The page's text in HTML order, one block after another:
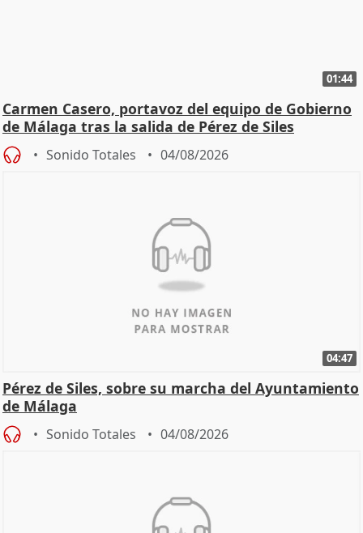
01:44
Carmen Casero, portavoz del equipo de Gobierno
de Málaga tras la salida de Pérez de Siles
Sonido Totales 04/08/2026
04:47
Pérez de Siles, sobre su marcha del Ayuntamiento
de Málaga
Sonido Totales 04/08/2026